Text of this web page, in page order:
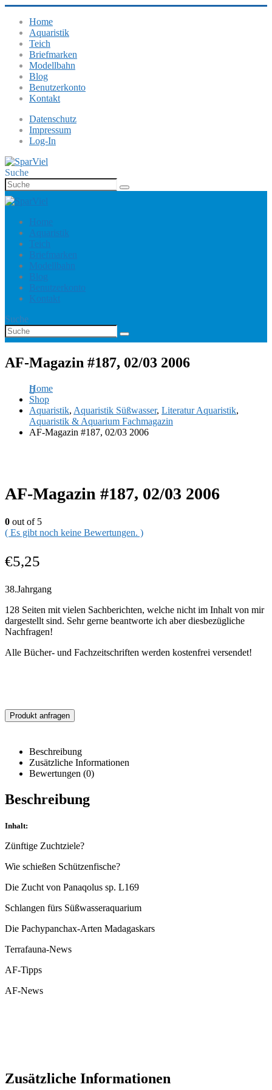
Home
Aquaristik
Teich
Briefmarken
Modellbahn
Blog
Benutzerkonto
Kontakt
Datenschutz
Impressum
Log-In
Suche
Home
Aquaristik
Teich
Briefmarken
Modellbahn
Blog
Benutzerkonto
Kontakt
Suche
AF-Magazin #187, 02/03 2006
Home
Shop
Aquaristik, Aquaristik Süßwasser, Literatur Aquaristik,
Aquaristik & Aquarium Fachmagazin
AF-Magazin #187, 02/03 2006
AF-Magazin #187, 02/03 2006
0 out of 5
( Es gibt noch keine Bewertungen. )
€5,25
38.Jahrgang
128 Seiten mit vielen Sachberichten, welche nicht im Inhalt von mir
dargestellt sind. Sehr gerne beantworte ich aber diesbezügliche
Nachfragen!
Alle Bücher- und Fachzeitschriften werden kostenfrei versendet!
Produkt anfragen
Beschreibung
Zusätzliche Informationen
Bewertungen (0)
Beschreibung
Inhalt:
Zünftige Zuchtziele?
Wie schießen Schützenfische?
Die Zucht von Panaqolus sp. L169
Schlangen fürs Süßwasseraquarium
Die Pachypanchax-Arten Madagaskars
Terrafauna-News
AF-Tipps
AF-News
Zusätzliche Informationen